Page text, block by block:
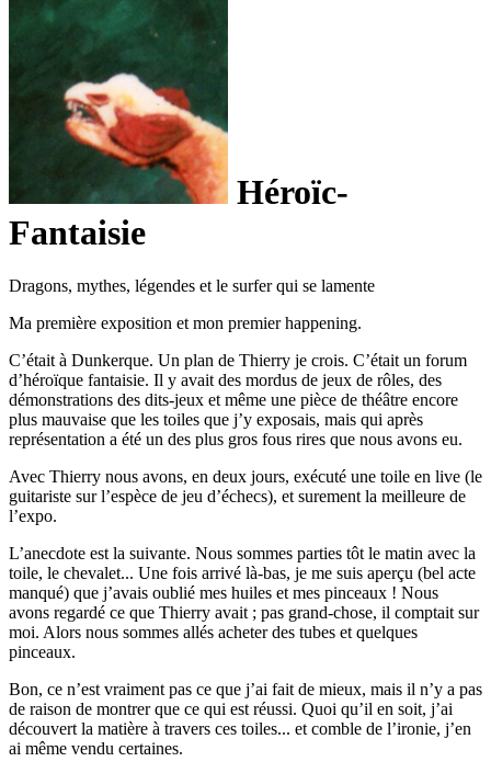
Héroïc-
Fantaisie
Dragons, mythes, légendes et le surfer qui se lamente
Ma première exposition et mon premier happening.
C’était à Dunkerque. Un plan de Thierry je crois. C’était un forum
d’héroïque fantaisie. Il y avait des mordus de jeux de rôles, des
démonstrations des dits-jeux et même une pièce de théâtre encore
plus mauvaise que les toiles que j’y exposais, mais qui après
représentation a été un des plus gros fous rires que nous avons eu.
Avec Thierry nous avons, en deux jours, exécuté une toile en live (le
guitariste sur l’espèce de jeu d’échecs), et surement la meilleure de
l’expo.
L’anecdote est la suivante. Nous sommes parties tôt le matin avec la
toile, le chevalet... Une fois arrivé là-bas, je me suis aperçu (bel acte
manqué) que j’avais oublié mes huiles et mes pinceaux ! Nous
avons regardé ce que Thierry avait ; pas grand-chose, il comptait sur
moi. Alors nous sommes allés acheter des tubes et quelques
pinceaux.
Bon, ce n’est vraiment pas ce que j’ai fait de mieux, mais il n’y a pas
de raison de montrer que ce qui est réussi. Quoi qu’il en soit, j’ai
découvert la matière à travers ces toiles... et comble de l’ironie, j’en
ai même vendu certaines.